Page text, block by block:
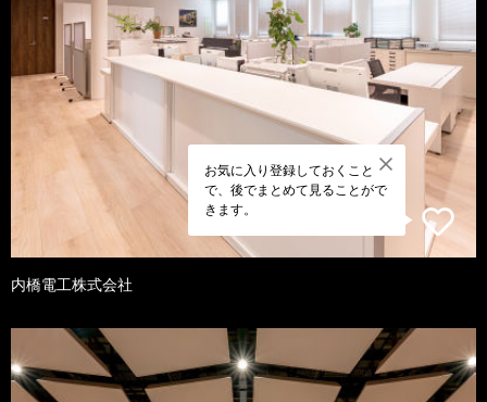
お気に入り登録しておくこと
で、後でまとめて見ることがで
きます。
内橋電工株式会社